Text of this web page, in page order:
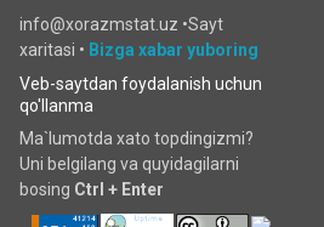
info@xorazmstat.uz •Sayt
xaritasi • Bizga xabar yuboring
Veb-saytdan foydalanish uchun
qo'llanma
Ma`lumotda xato topdingizmi?
Uni belgilang va quyidagilarni
bosing Ctrl + Enter